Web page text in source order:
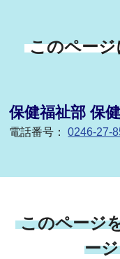
このペー
保健福祉部 保
電話番号：0246-27-
このページ
ー